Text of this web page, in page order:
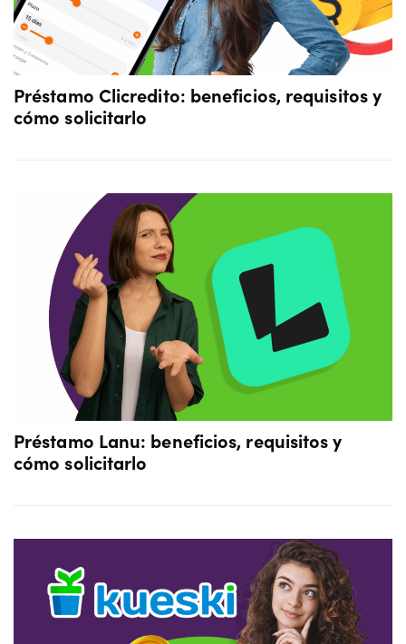
Préstamo Clicredito: beneficios, requisitos y
cómo solicitarlo
Préstamo Lanu: beneficios, requisitos y
cómo solicitarlo